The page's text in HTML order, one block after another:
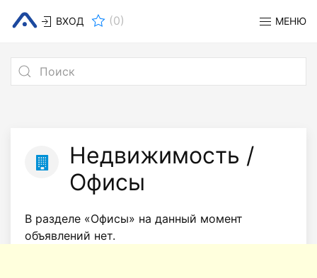
ВХОД (0) МЕНЮ
Недвижимость /
Офисы
В разделе «Офисы» на данный момент
объявлений нет.